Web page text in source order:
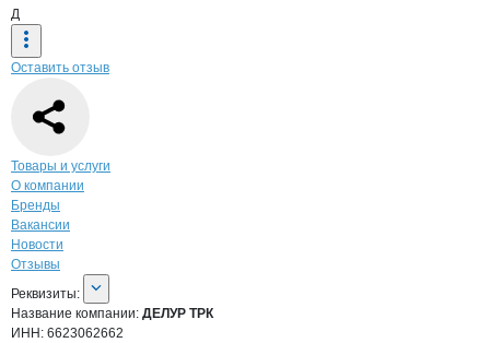
Д
Оставить отзыв
Навигация по странице
Товары и услуги
О компании
Бренды
Вакансии
Новости
Отзывы
О компании
Реквизиты
Реквизиты:
Название компании: ДЕЛУР ТРК
ИНН: 6623062662